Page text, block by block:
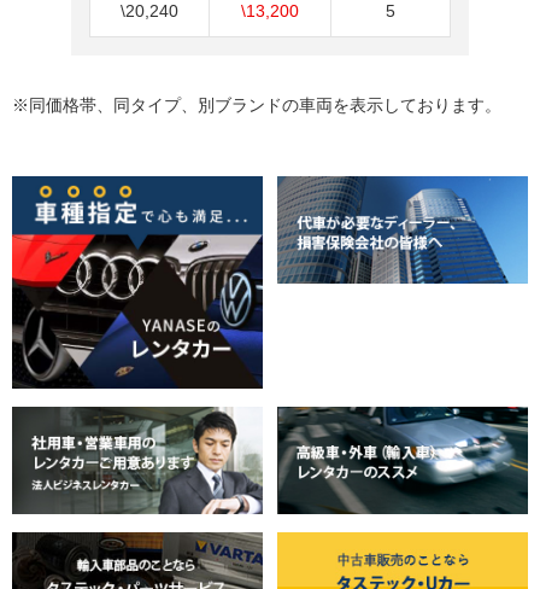
\20,240 \13,200 5
※同価格帯、同タイプ、別ブランドの車両を表示しております。